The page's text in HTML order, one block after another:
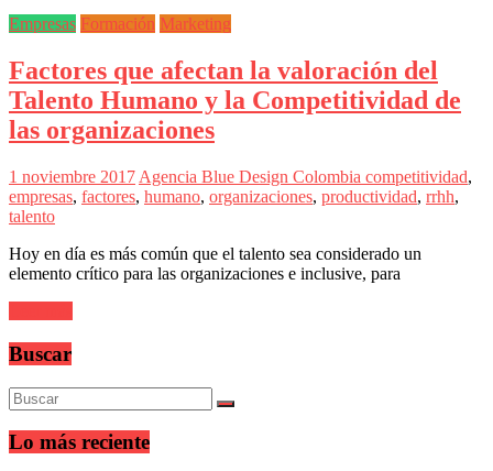
de
Publicidad,
y
Medios
de
la
Agencia
Blue
Design
Colombia
y
sus
filiales
América
|
Una
mirada
estratégica
y
versátil
Empresas Formación Marketing
Factores que afectan la valoración del
Talento Humano y la Competitividad de
las organizaciones
1 noviembre 2017 Agencia Blue Design Colombia competitividad,
empresas, factores, humano, organizaciones, productividad, rrhh,
talento
Hoy en día es más común que el talento sea considerado un
elemento crítico para las organizaciones e inclusive, para
Buscar
Lo más reciente